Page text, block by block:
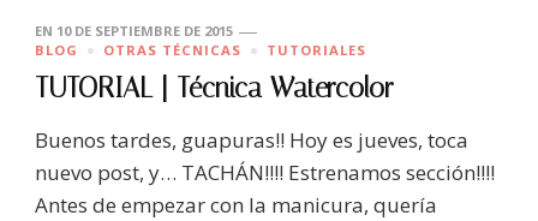
EN 10 DE SEPTIEMBRE DE 2015
BLOG
OTRAS TÉCNICAS TUTORIALES
TUTORIAL | Técnica Watercolor
Buenos tardes, guapuras!! Hoy es jueves, toca
nuevo post, y… TACHÁN!!!! Estrenamos sección!!!!
Antes de empezar con la manicura, quería